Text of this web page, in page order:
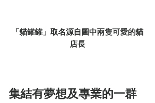
「貓罐罐」取名源自圖中兩隻可愛的貓
店長
集結有夢想及專業的一群